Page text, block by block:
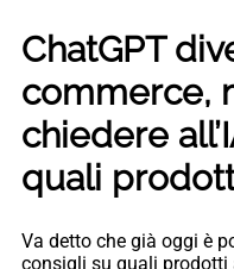
ChatGPT
commerce,
chiedere
quali
Va detto che già oggi è
consigli su quali prodotti